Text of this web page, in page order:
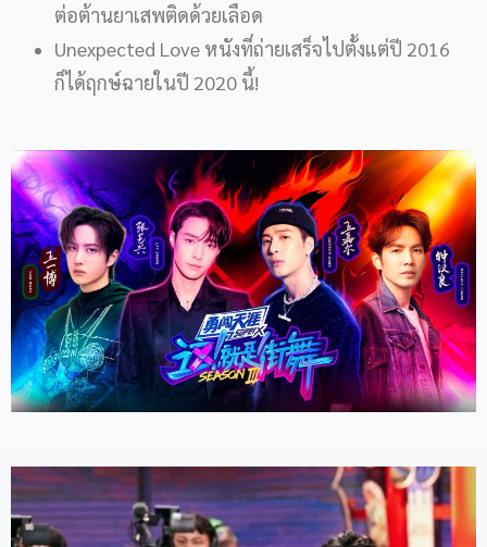
ต่อต้านยาเสพติดด้วยเลือด
Unexpected Love หนังที่ถ่ายเสร็จไปตั้งแต่ปี 2016
ก็ได้ฤกษ์ฉายในปี 2020 นี้!